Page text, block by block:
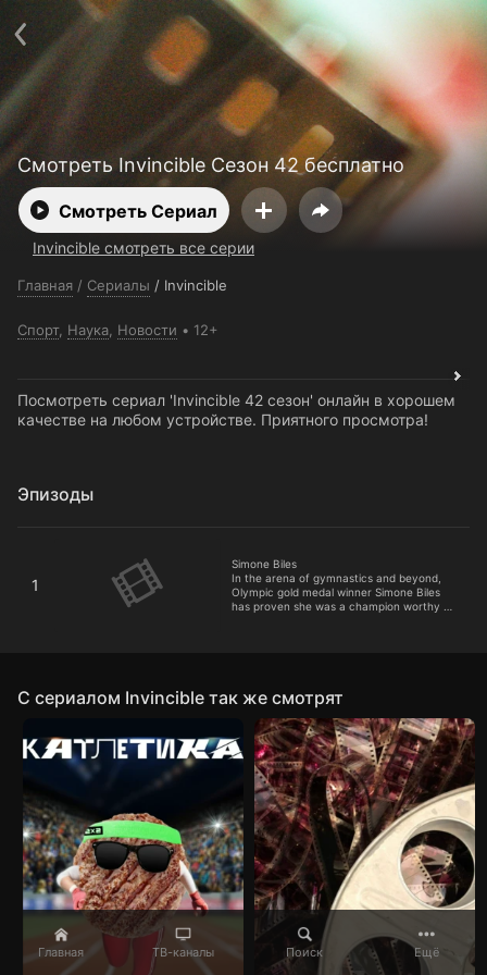
Главная ТВ-каналы Поиск Ещё
Смотреть Invincible Сезон 42 бесплатно
Смотреть Сериал
Invincible смотреть все серии
Главная / Сериалы / Invincible
Спорт, Наука Новости 12+
Посмотреть сериал 'Invincible 42 сезон' онлайн в хорошем
качестве на любом устройстве. Приятного просмотра!
Эпизоды
1
Simone Biles
In the arena of gymnastics and beyond,
Olympic gold medal winner Simone Biles
has proven she was a champion worthy of
C сериалом Invincible так же смотрят
support@24h.tv
О сервисе
Пользовательское соглашение
Политика конфиденциальности
Для партнёров
Открыть приложение
Ввести промокод
Установить на ТВ
Бесплатные каналы Контакты